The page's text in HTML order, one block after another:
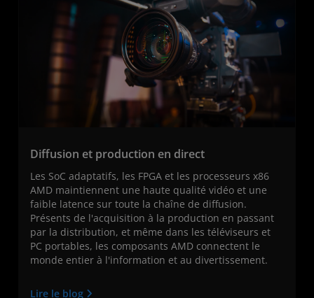
Diffusion et production en direct
Les SoC adaptatifs, les FPGA et les processeurs x86
AMD maintiennent une haute qualité vidéo et une
faible latence sur toute la chaîne de diffusion.
Présents de l'acquisition à la production en passant
par la distribution, et même dans les téléviseurs et
PC portables, les composants AMD connectent le
monde entier à l'information et au divertissement.
Lire le blog